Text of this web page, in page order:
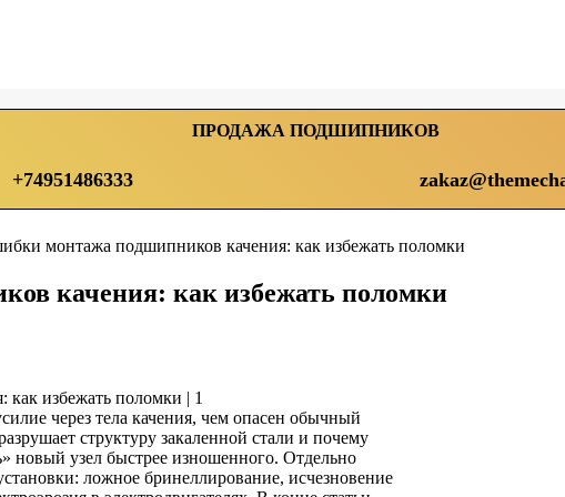
ПРОДАЖА ПОДШИПНИКОВ
+74951486333
монтажа подшипников качения: как избежать поломки
качения: как избежать поломки
через тела качения, чем опасен обычный
структуру закаленной стали и почему
новый узел быстрее изношенного. Отдельно
ложное бринеллирование, исчезновение